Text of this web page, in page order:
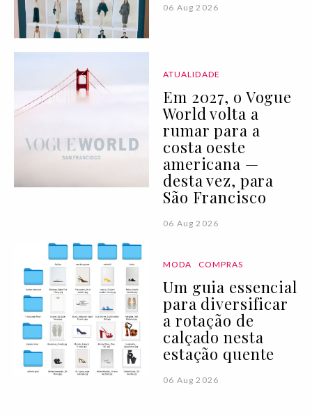
06 Aug 2026
ATUALIDADE
Em 2027, o Vogue
World volta a
rumar para a
costa oeste
americana —
desta vez, para
São Francisco
06 Aug 2026
MODA COMPRAS
Um guia essencial
para diversificar
a rotação de
calçado nesta
estação quente
06 Aug 2026